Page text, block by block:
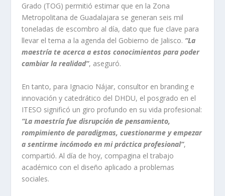
Grado (TOG) permitió estimar que en la Zona
Metropolitana de Guadalajara se generan seis mil
toneladas de escombro al día, dato que fue clave para
llevar el tema a la agenda del Gobierno de Jalisco. “La
maestría te acerca a estos conocimientos para poder
cambiar la realidad”, aseguró.
En tanto, para Ignacio Nájar, consultor en branding e
innovación y catedrático del DHDU, el posgrado en el
ITESO significó un giro profundo en su vida profesional:
“La maestría fue disrupción de pensamiento,
rompimiento de paradigmas, cuestionarme y empezar
a sentirme incómodo en mi práctica profesional”,
compartió. Al día de hoy, compagina el trabajo
académico con el diseño aplicado a problemas
sociales.